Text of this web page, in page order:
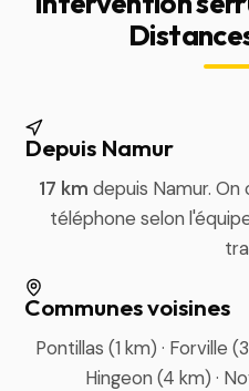
Depuis Namur
17 km depuis Namur.
téléphone selon
Communes voisines
Pontillas (1 km) · Forville
Hingeon (4 km) ·